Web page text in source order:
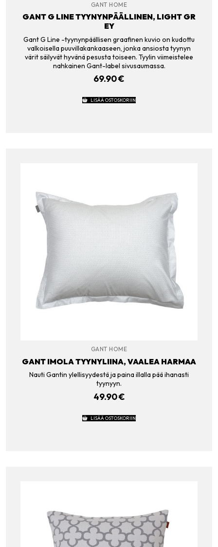
GANT HOME
GANT G LINE TYYNYNPÄÄLLINEN, LIGHT GR
EY
Gant G Line -tyynynpäällisen graafinen kuvio on kudottu
valkoisella puuvillakankaaseen, jonka ansiosta tyynyn
värit säilyvät hyvänä pesusta toiseen. Tyylin viimeistelee
nahkainen Gant-label sivusaumassa.
69.90€
LISÄÄ OSTOSKORIIN
GANT HOME
GANT IMOLA TYYNYLIINA, VAALEA HARMAA
Nauti Gantin ylellisyydestä ja paina illalla pää ihanasti
tyynyyn.
49.90€
LISÄÄ OSTOSKORIIN